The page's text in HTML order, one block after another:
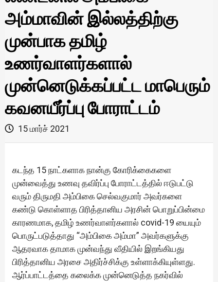
அம்மாவின் இல்லத்திற்கு
முன்பாக தமிழ்
உணர்வாளர்களால்
முன்னெடுக்கப்பட்ட மாபெரும்
கவனயீர்ப்பு போராட்டம்
15 மார்ச் 2021
கடந்த 15 நாட்களாக நான்கு கோரிக்கைகளை
முன்வைத்து உணவு தவிர்ப்பு போராட்டத்தில் ஈடுபட்டு
வரும் திருமதி அம்பிகை செல்வகுமார் அவர்களை
கண்டு கொள்ளாத பிரித்தானிய அரசின் பொறுப்பின்மை
காரணமாக, தமிழ் உணர்வாளர்களால் covid-19 யையும்
பொருட்படுத்தாது “அம்பிகை அம்மா” அவர்களுக்கு
ஆதரவாக தாமாக முன்வந்து வீதியில் இறங்கியது
பிரித்தானிய அரசை அதிர்ச்சிக்கு உள்ளாக்கியுள்ளது.
ஆர்ப்பாட்டத்தை கலைக்க முன்னெடுத்த நகர்வில்